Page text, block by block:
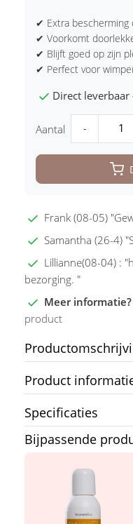
✔ Extra bescherming
✔ Voorkomt
✔ Blijft goed op zijn
✔ Perfect voor
Direct
Aantal -
Frank (08-05)
Samantha (26-4)
Lillianne(08-04) :
bezorging. "
Meer informatie?
product
Product
Specificaties
Bijpassende